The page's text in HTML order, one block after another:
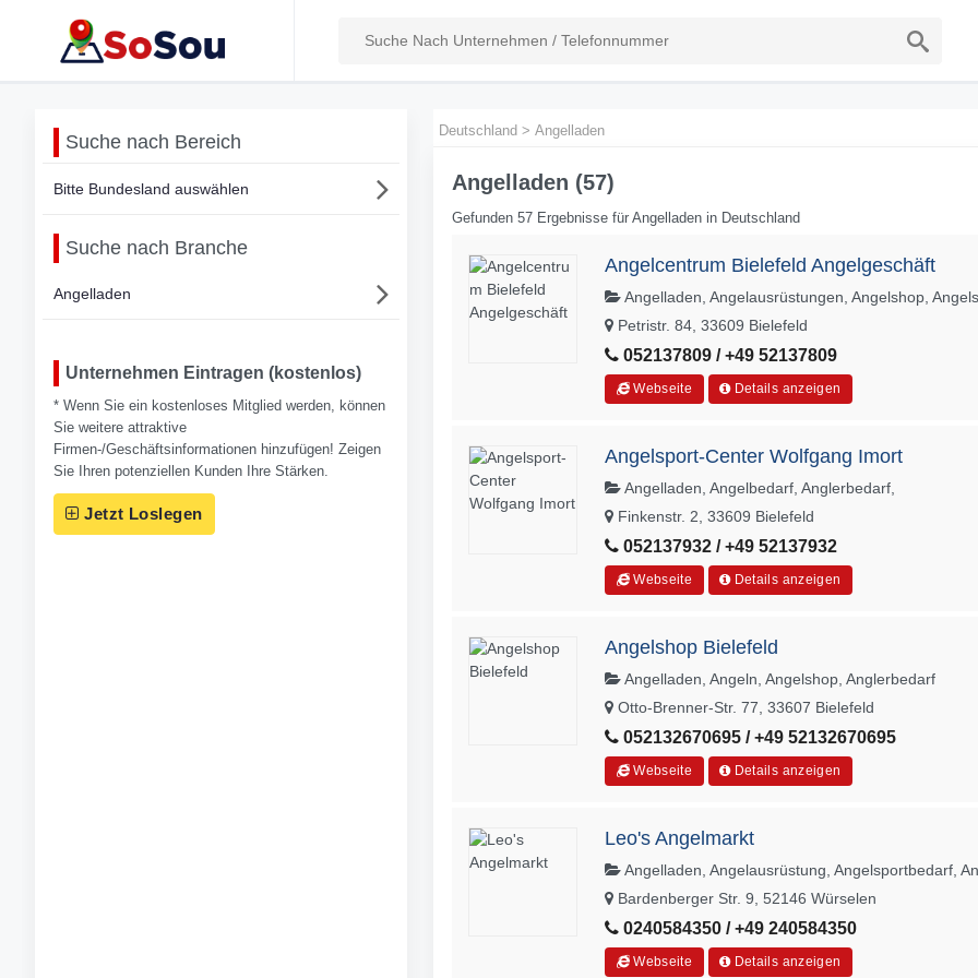
Suche nach Bereich
Bitte Bundesland auswählen
Suche nach Branche
Angelladen
Unternehmen Eintragen (kostenlos)
* Wenn Sie ein kostenloses Mitglied werden, können
Sie weitere attraktive
Firmen-/Geschäftsinformationen hinzufügen! Zeigen
Sie Ihren potenziellen Kunden Ihre Stärken.
Jetzt Loslegen
Deutschland >Angelladen
Angelladen (57)
Gefunden 57 Ergebnisse für Angelladen in Deutschland
Angelcentrum Bielefeld Angelgeschäft
Angelladen, Angelausrüstungen, Angelshop,
Petristr. 84, 33609 Bielefeld
052137809 / +49 52137809
Webseite Details anzeigen
Angelsport-Center Wolfgang Imort
Angelladen, Angelbedarf, Anglerbedarf,
Finkenstr. 2, 33609 Bielefeld
052137932 / +49 52137932
Webseite Details anzeigen
Angelshop Bielefeld
Angelladen, Angeln, Angelshop, Anglerbedarf
Otto-Brenner-Str. 77, 33607 Bielefeld
052132670695 / +49 52132670695
Webseite Details anzeigen
Leo's Angelmarkt
Angelladen, Angelausrüstung, Angelsportbedarf,
Bardenberger Str. 9, 52146 Würselen
0240584350 / +49 240584350
Webseite Details anzeigen